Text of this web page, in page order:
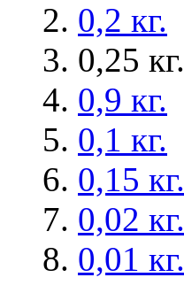
0,2 кг.
0,25 кг.
0,9 кг.
0,1 кг.
0,15 кг.
0,02 кг.
0,01 кг.